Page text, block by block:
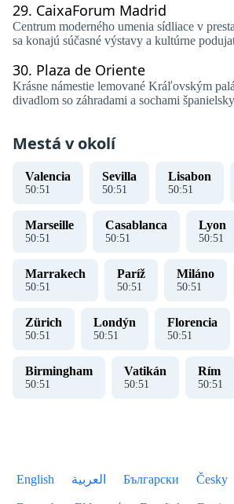
29. CaixaForum Madrid
Centrum moderného umenia sídliace v
sa konajú súčasné výstavy a kultúrne
30. Plaza de Oriente
Krásne námestie lemované Kráľovským
divadlom so záhradami a sochami
Mestá v okolí
Valencia
50:51
Sevilla
50:51
Lisabon
50:51
Marseille
50:51
Casablanca
50:51
Lyon
50:51
Marrakech
50:51
Paríž
50:51
Miláno
50:51
Zürich
50:51
Londýn
50:51
Florencia
50:51
Birmingham
50:51
Vatikán
50:51
Rím
50:51
English العربية Български Česky